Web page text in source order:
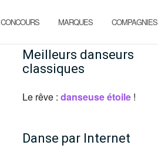
CONCOURS MARQUES COMPAGNIES
Meilleurs danseurs
classiques
Le rêve : danseuse étoile!
Danse par Internet